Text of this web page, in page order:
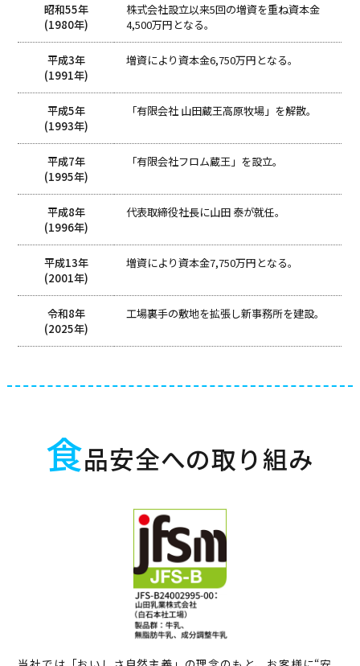
昭和55年
(1980年)
株式会社設立以来5回の増資を重ね資本金
4,500万円となる。
平成3年
(1991年)
増資により資本金6,750万円となる。
平成5年
(1993年)
「有限会社 山田蔵王高原牧場」を解散。
平成7年
(1995年)
「有限会社フロム蔵王」を設立。
平成8年
(1996年)
代表取締役社長に山田 泰が就任。
平成13年
(2001年)
増資により資本金7,750万円となる。
令和8年
(2025年)
工場裏手の敷地を拡張し新事務所を建設。
食品安全への取り組み